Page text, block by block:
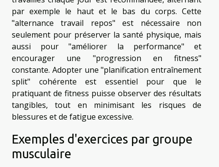
par exemple le haut et le bas du corps. Cette
"alternance travail repos" est nécessaire non
seulement pour préserver la santé physique, mais
aussi pour "améliorer la performance" et
encourager une "progression en fitness"
constante. Adopter une "planification entraînement
split" cohérente est essentiel pour que le
pratiquant de fitness puisse observer des résultats
tangibles, tout en minimisant les risques de
blessures et de fatigue excessive.
Exemples d'exercices par groupe
musculaire